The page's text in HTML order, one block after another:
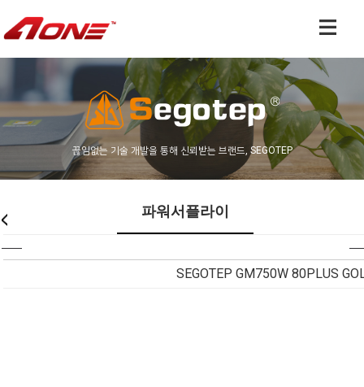
끊임없는 기술 개발을 통해 신뢰받는 브랜드, SEGOTEP
파워서플라이
SEGOTEP GM750W 80PLUS